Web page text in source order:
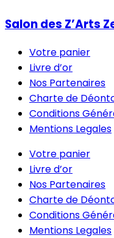
Salon des Z’Arts
Votre panier
Livre d’or
Nos Partenaires
Charte de
Conditions
Mentions Legales
Votre panier
Livre d’or
Nos Partenaires
Charte de
Conditions
Mentions Legales